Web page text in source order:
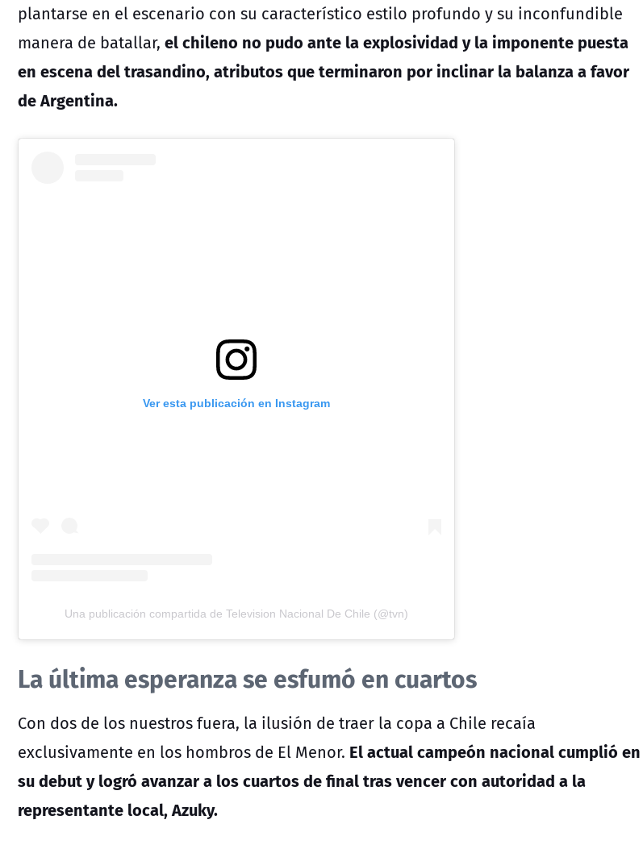
plantarse en el escenario con su característico estilo profundo y su inconfundible
manera de batallar, el chileno no pudo ante la explosividad y la imponente puesta
en escena del trasandino, atributos que terminaron por inclinar la balanza a favor
de Argentina.
Ver esta publicación en Instagram
Una publicación compartida de Television Nacional De Chile (@tvn)
La última esperanza se esfumó en cuartos
Con dos de los nuestros fuera, la ilusión de traer la copa a Chile recaía
exclusivamente en los hombros de El Menor. El actual campeón nacional cumplió en
su debut y logró avanzar a los cuartos de final tras vencer con autoridad a la
representante local, Azuky.